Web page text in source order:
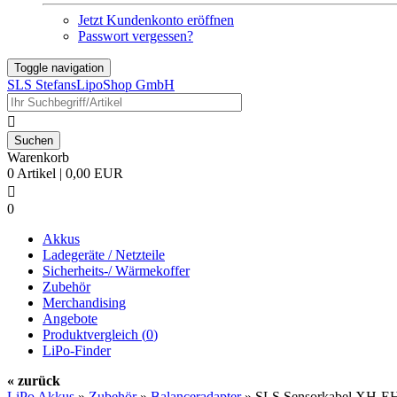
Jetzt Kundenkonto eröffnen
Passwort vergessen?
Toggle navigation
SLS StefansLipoShop GmbH

Warenkorb
0 Artikel | 0,00 EUR

0
Akkus
Ladegeräte / Netzteile
Sicherheits-/ Wärmekoffer
Zubehör
Merchandising
Angebote
Produktvergleich (0)
LiPo-Finder
« zurück